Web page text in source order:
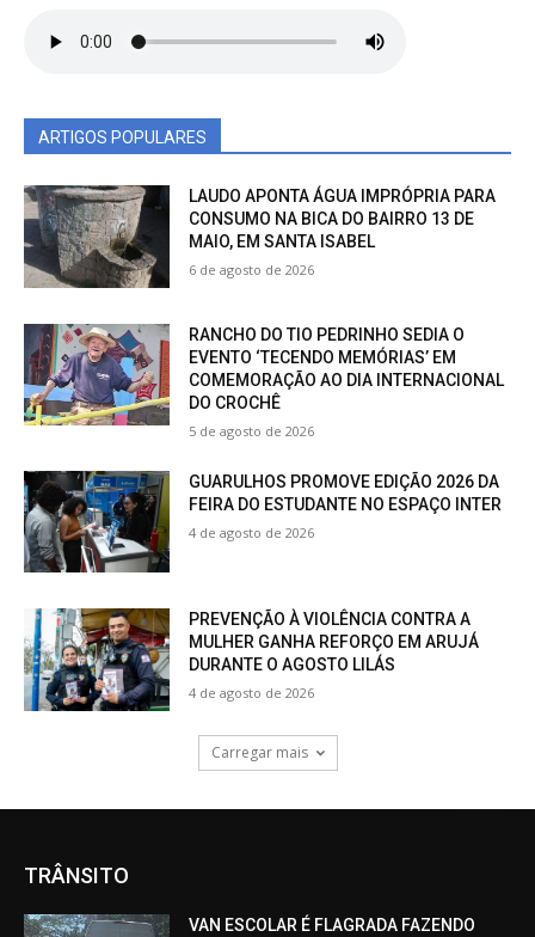
ARTIGOS POPULARES
LAUDO APONTA ÁGUA IMPRÓPRIA PARA
CONSUMO NA BICA DO BAIRRO 13 DE
MAIO, EM SANTA ISABEL
6 de agosto de 2026
RANCHO DO TIO PEDRINHO SEDIA O
EVENTO ‘TECENDO MEMÓRIAS’ EM
COMEMORAÇÃO AO DIA INTERNACIONAL
DO CROCHÊ
5 de agosto de 2026
GUARULHOS PROMOVE EDIÇÃO 2026 DA
FEIRA DO ESTUDANTE NO ESPAÇO INTER
4 de agosto de 2026
PREVENÇÃO À VIOLÊNCIA CONTRA A
MULHER GANHA REFORÇO EM ARUJÁ
DURANTE O AGOSTO LILÁS
4 de agosto de 2026
Carregar mais
TRÂNSITO
VAN ESCOLAR É FLAGRADA FAZENDO